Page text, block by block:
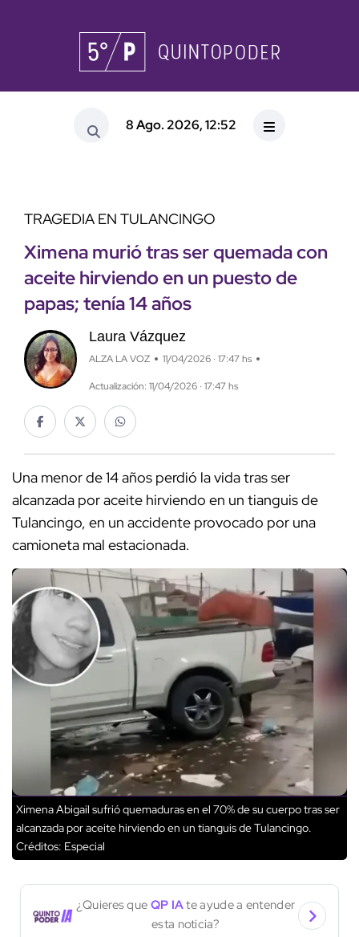
8 Ago. 2026, 12:52
TRAGEDIA EN TULANCINGO
Ximena murió tras ser quemada con
aceite hirviendo en un puesto de
papas; tenía 14 años
Laura Vázquez
ALZA LA VOZ 11/04/2026 · 17:47 hs
Actualización: 11/04/2026 · 17:47 hs
Una menor de 14 años perdió la vida tras ser
alcanzada por aceite hirviendo en un tianguis de
Tulancingo, en un accidente provocado por una
camioneta mal estacionada.
Ximena Abigail sufrió quemaduras en el 70% de su cuerpo tras ser
alcanzada por aceite hirviendo en un tianguis de Tulancingo.
Créditos: Especial
¿Quieres que QP IAte ayude a entender
esta noticia?